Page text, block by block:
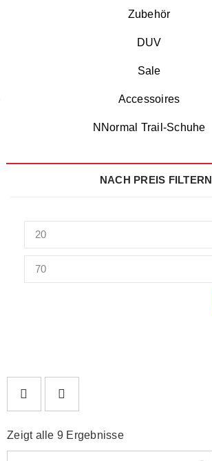
Zubehör
DUV
Sale
Accessoires
NNormal Trail-Schuhe
NACH PREIS FILTERN
Zeigt alle 9 Ergebnisse